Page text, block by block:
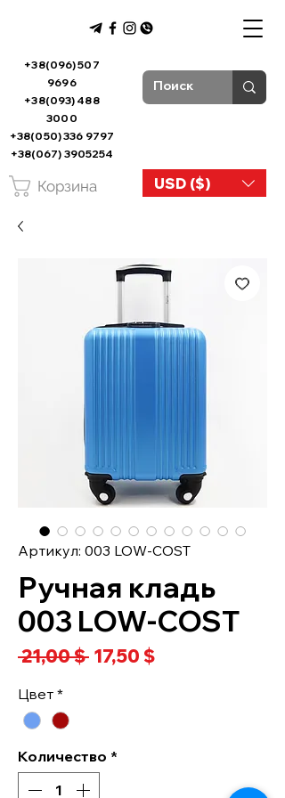
+38(096) 507
9696
+38(093) 488
3000
+38(050) 336 9797
+38(067) 3905254
USD ($)
Корзина
Артикул: 003 LOW-COST
Ручная кладь
003 LOW-COST
21,00 $ Обычная
17,50 $Спеццена
Цвет *
Количество *